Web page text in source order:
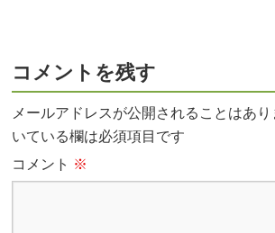
コメントを残す
メールアドレスが公開されることはあり
いている欄は必須項目です
コメント ※